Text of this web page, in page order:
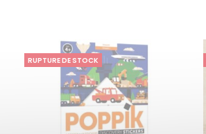
RUPTURE DE STOCK